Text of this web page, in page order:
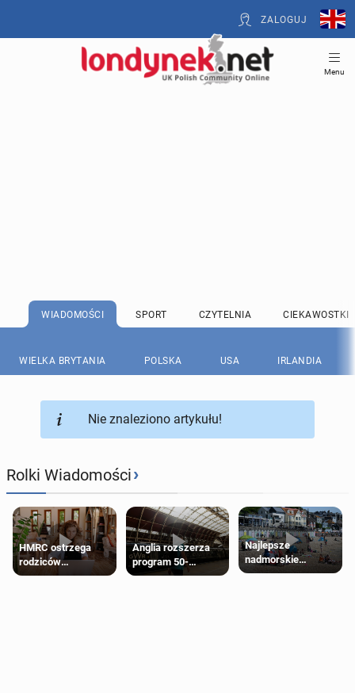
ZALOGUJ
Menu
WIADOMOŚCI SPORT CZYTELNIA CIEKAWOSTKI
WIELKA BRYTANIA POLSKA USA IRLANDIA
Nie znaleziono artykułu!
Rolki Wiadomości›
HMRC ostrzega
rodziców
pobierających Child
Anglia rozszerza
program 50-
procentowych
Najlepsze
nadmorskie
miasteczko blisko